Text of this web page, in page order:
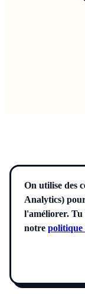
On utilise des
Analytics)
l'améliorer. Tu
notre politique